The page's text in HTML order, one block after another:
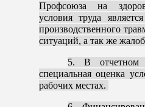
Профсоюза на
условия труда
производственного
ситуаций, а так же
5. В отчетном
специальная оценка
рабочих местах.